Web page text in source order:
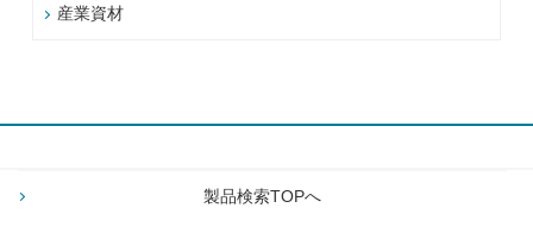
産業資材
製品検索TOPへ